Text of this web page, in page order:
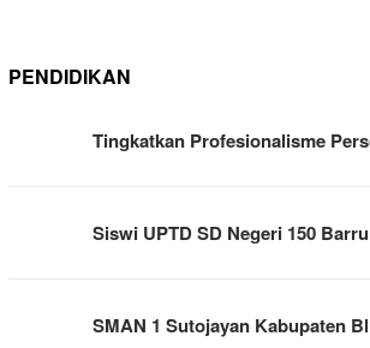
PENDIDIKAN
Tingkatkan Profesionalisme
Siswi UPTD SD Negeri 150
SMAN 1 Sutojayan Kabupaten